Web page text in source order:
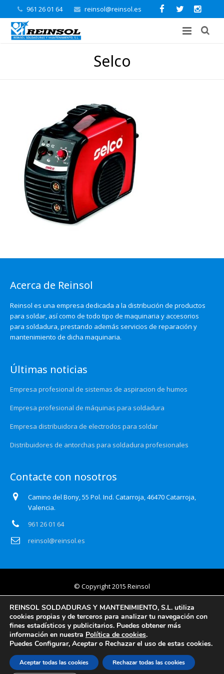
961 26 01 64 reinsol@reinsol.es
Selco
Acerca de Reinsol
Reinsol es una empresa dedicada a la distribución de productos
para soldar, así como de todo tipo de maquinaria y accesorios
para soldadura, prestando además servicios de reparación y
mantenimiento de dicha maquinaria.
Últimas noticias
Empresa profesional de sistemas de aspiracion de humos
Empresa profesional de máquinas para soldadura
Empresa distribuidora de electrodos para soldar
Distribuidores de antorchas para soldadura profesionales
Contacte con nosotros
Camino del Bony, 55 Pol. Ind. Catarroja, 46470 Catarroja,
Valencia.
961 26 01 64
reinsol@reinsol.es
© Copyright 2015 Reinsol
Aviso legal
Política de privacidad
Certificado Auditoría Web
Información básica y detallada en protección de datos
REINSOL SOLDADURAS Y MANTENIMIENTO, S.L. utiliza
cookies propias y de terceros para analizar tu navegación con
fines estadísticos y publicitarios. Puedes obtener más
información en nuestra Política de cookies.
Puedes Configurar, Aceptar o Rechazar el uso de estas cookies.
Aceptar todas las cookies Rechazar todas las cookies